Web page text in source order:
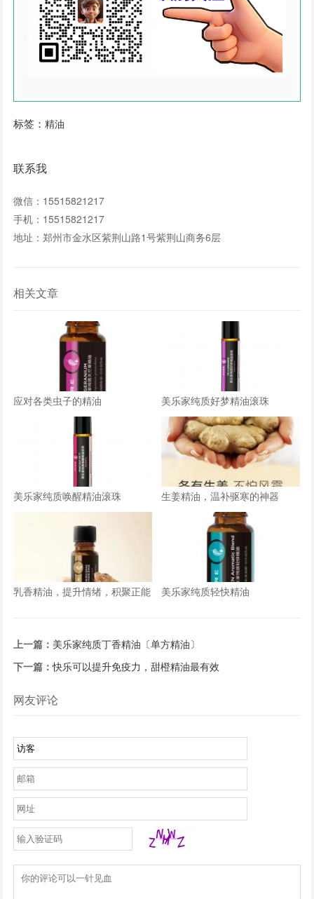
标签：精油
联系我
微信：15515821217
手机：15515821217
地址：郑州市金水区紫荆山路1号紫荆山商务6层
相关文章
应对各类虫子的精油 美乐家纯质好梦精油滚珠
美乐家纯质唤醒精油滚珠 生姜精油，温补驱寒的神器
乳香精油，提升情绪，积聚正能
美乐家纯质轻快精油
上一篇： 美乐家纯质丁香精油〔单方精油〕
下一篇：快乐可以提升免疫力，甜橙精油最有效
网友评论